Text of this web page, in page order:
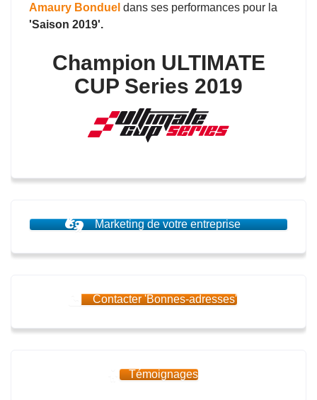
Amaury Bonduel dans ses performances pour la
'Saison 2019'.
Champion ULTIMATE
CUP Series 2019
Marketing de votre entreprise
Contacter 'Bonnes-adresses'
Témoignages